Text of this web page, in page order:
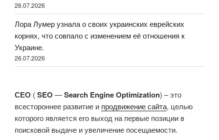
26.07.2026
Лора Лумер узнала о своих украинских еврейских
корнях, что совпало с изменением её отношения к
Украине.
26.07.2026
СЕО (SEO —Search Engine Optimization) – это
всестороннее развитие и продвижение сайта, целью
которого является его выход на первые позиции в
поисковой выдаче и увеличение посещаемости.